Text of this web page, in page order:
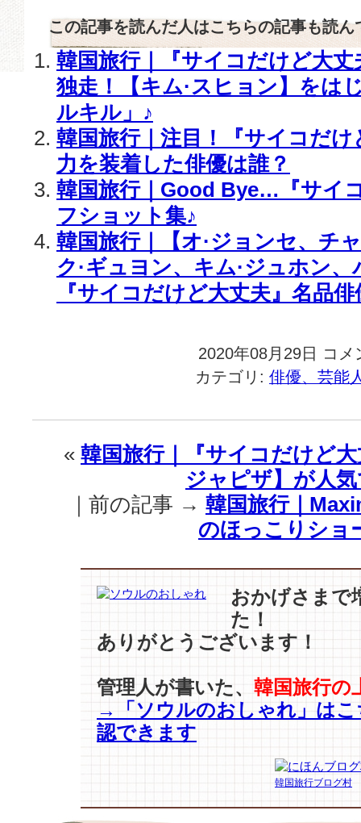
この記事を読んだ人はこちらの記事も読ん
韓国旅行｜『サイコだけど大
独走！【キム·スヒョン】をは
ルキル」♪
韓国旅行｜注目！『サイコだけ
力を装着した俳優は誰？
韓国旅行｜Good Bye…『サイ
フショット集♪
韓国旅行｜【オ·ジョンセ、チ
ク·ギュヨン、キム·ジュホン、
『サイコだけど大丈夫』名品
2020年08月29日
韓
国
旅
｜
イ
コ
だ
け
ど
「ア
テ
兄
弟！」
コメ
カテゴリ: 俳優、芸能
« 韓国旅行｜『サイコだけど
ジャピザ】が人
｜前の記事 → 韓国旅行｜
のほっこりショ
おかげさまで
た！
ありがとうございます！
管理人が書いた、 韓国旅行の
→「ソウルのおしゃれ」はこ
認できます
韓国旅行ブログ村